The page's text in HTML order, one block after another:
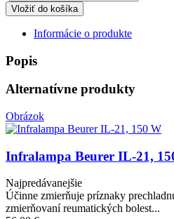
Informácie o produkte
Popis
Alternatívne produkty
Obrázok
Infralampa Beurer IL-21,
Najpredávanejšie
Účinne zmierňuje príznaky
zmierňovaní reumatických bolest...